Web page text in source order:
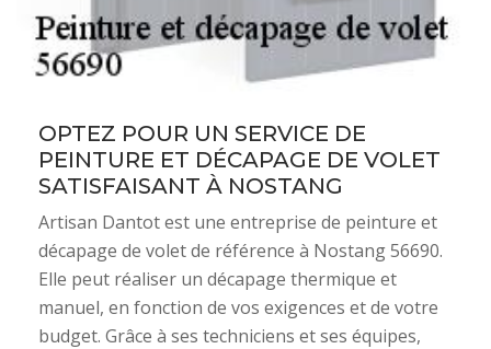
OPTEZ POUR UN SERVICE DE
PEINTURE ET DÉCAPAGE DE VOLET
SATISFAISANT À NOSTANG
Artisan Dantot est une entreprise de peinture et
décapage de volet de référence à Nostang 56690.
Elle peut réaliser un décapage thermique et
manuel, en fonction de vos exigences et de votre
budget. Grâce à ses techniciens et ses équipes,